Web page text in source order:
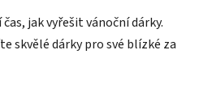
jak vyřešit vánoční dárky.
skvělé dárky pro své blízké za